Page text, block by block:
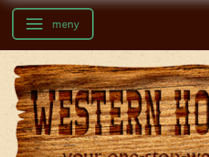
Ändra navigering
meny